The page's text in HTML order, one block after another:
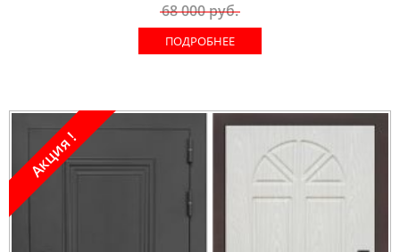
68 000руб.
ПОДРОБНЕЕ
Акция !